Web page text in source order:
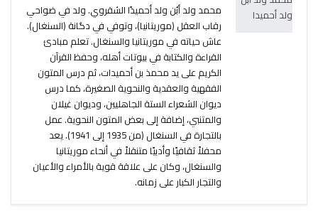
محمد ولد أبُن ولد أحميدًا الشقروي. ولد في ضواحي
رقاب العقل (موريتانيا)، وتوفي في دگانة (السنغال).
عاش حياته في موريتانيا والسنغال. تعلم مبادئ
القراءة والكتابة في بيوتات أهله، وحفظ القرآن
الكريم على يد محمذ بن أحميدات، ثم درس المتون
الفقهية والعقدية والنحوية الصغيرة، كما درس
ديوان الشعراء الستة الجاهليين، وديوان غيلان
والمتنبي، إضافة إلى بعض المتون النحوية. عمل
بالتجارة في السنغال (من 1935 إلى 1941). يعد
محفلاً ثقافيًا وأدبيًا متنقلاً في أنحاء موريتانيا
والسنغال، وكان على علاقة قوية بالأمراء والأعيان
والتجار الكبار على زمانه.